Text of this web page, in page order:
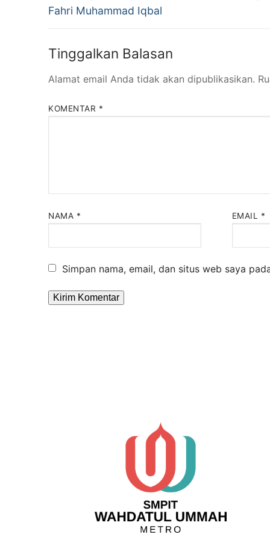
Fahri Muhammad Iqbal
Tinggalkan Balasan
Alamat email Anda tidak akan dipublikasikan.
KOMENTAR *
NAMA * EMAIL *
Simpan nama, email, dan situs web saya